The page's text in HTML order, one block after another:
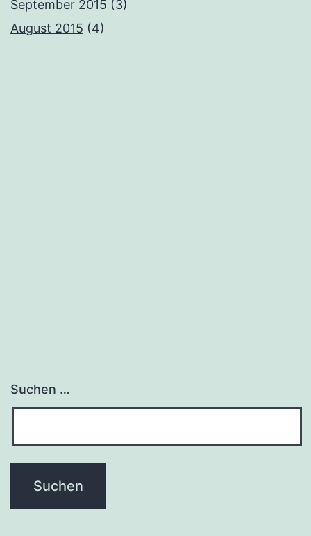
September 2015 (3)
August 2015 (4)
Suchen …